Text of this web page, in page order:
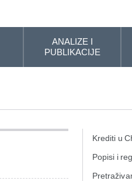
ANALIZE I
PUBLIKACIJE
Krediti u
Popisi i